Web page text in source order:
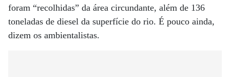
foram “recolhidas” da área circundante, além de 136
toneladas de diesel da superfície do rio. É pouco ainda,
dizem os ambientalistas.